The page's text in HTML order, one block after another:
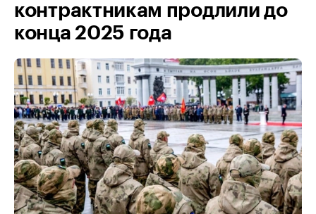
контрактникам продлили до
конца 2025 года